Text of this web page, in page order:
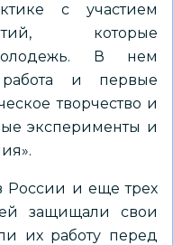
с участием
которые
В нем
работа и первые
творчество и
эксперименты и
России и еще трех
защищали свои
их работу перед